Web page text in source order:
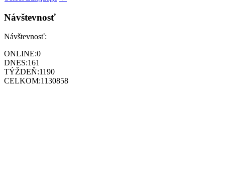
Návštevnosť
Návštevnosť:
ONLINE:0
DNES:161
TÝŽDEŇ:1190
CELKOM:1130858